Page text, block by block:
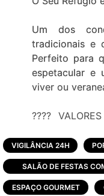
Um dos
tradicionais e
Perfeito para
espetacular e
viver ou
????
3,3 Milhões ✨
que
(Média
VIGILÂNCIA 24H
SALÃO DE FESTAS
ESPAÇO GOURMET